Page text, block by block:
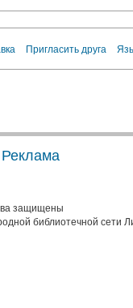
Пригласить друга
Реклама
защищены
библиотечной сети